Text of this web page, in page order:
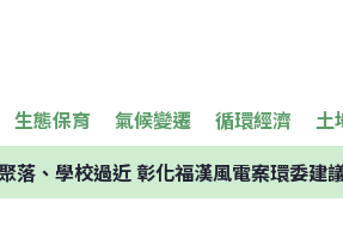
生態保育 氣候變遷 循環經濟 土
落、學校過近 彰化福漢風電案環委建